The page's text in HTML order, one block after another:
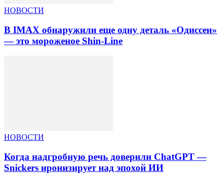
НОВОСТИ
В IMAX обнаружили еще одну деталь «Одиссеи»
— это мороженое Shin-Line
НОВОСТИ
Когда надгробную речь доверили ChatGPT —
Snickers иронизирует над эпохой ИИ